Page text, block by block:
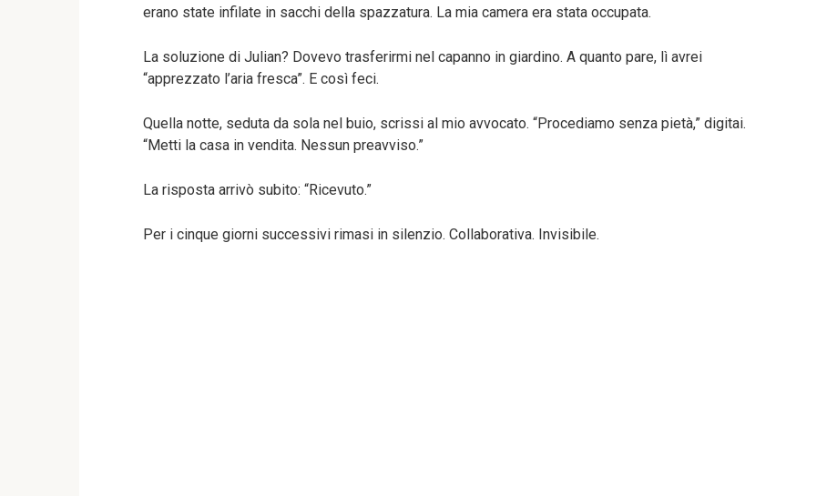
erano state infilate in sacchi della spazzatura. La mia camera era stata occupata.
La soluzione di Julian? Dovevo trasferirmi nel capanno in giardino. A quanto pare, lì avrei
“apprezzato l’aria fresca”. E così feci.
Quella notte, seduta da sola nel buio, scrissi al mio avvocato. “Procediamo senza pietà,” digitai.
“Metti la casa in vendita. Nessun preavviso.”
La risposta arrivò subito: “Ricevuto.”
Per i cinque giorni successivi rimasi in silenzio. Collaborativa. Invisibile.